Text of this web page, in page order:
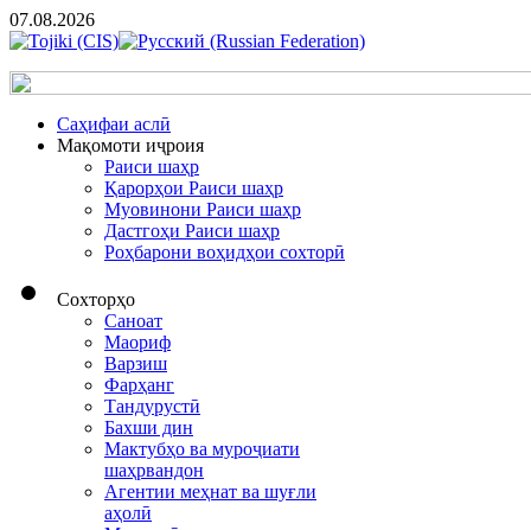
07.08.2026
Cаҳифаи аслӣ
Мақомоти иҷроия
Раиси шаҳр
Қарорҳои Раиси шаҳр
Муовинони Раиси шаҳр
Дастгоҳи Раиси шаҳр
Роҳбарони воҳидҳои сохторӣ
Сохторҳо
Саноат
Маориф
Варзиш
Фарҳанг
Тандурустӣ
Бахши дин
Мактубҳо ва муроҷиати
шаҳрвандон
Агентии меҳнат ва шуғли
аҳолӣ